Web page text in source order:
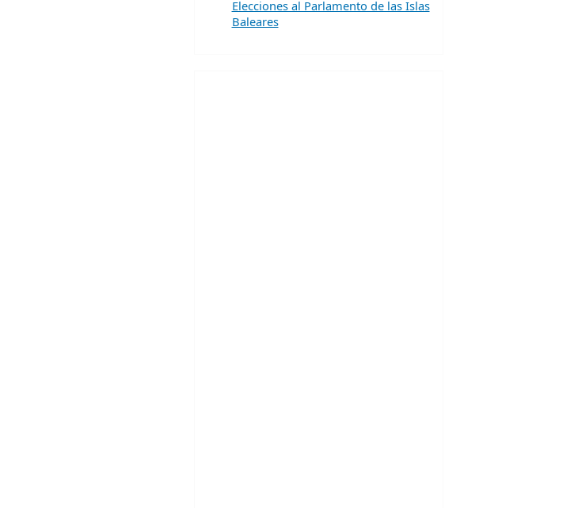
Elecciones al Parlamento de las Islas
Baleares